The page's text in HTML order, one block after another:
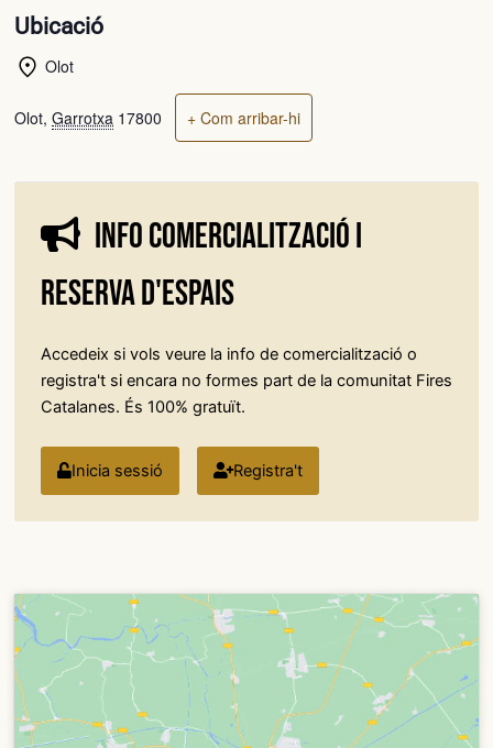
Ubicació
Olot
Olot, Garrotxa 17800 + Com arribar-hi
Info comercialització i
reserva d'espais
Accedeix si vols veure la info de comercialització o
registra't si encara no formes part de la comunitat Fires
Catalanes. És 100% gratuït.
Inicia sessió Registra't